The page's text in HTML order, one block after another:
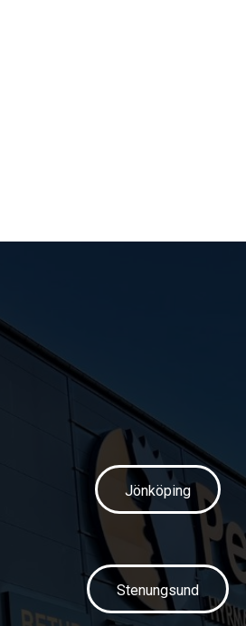
Jönköping
Stenungsund